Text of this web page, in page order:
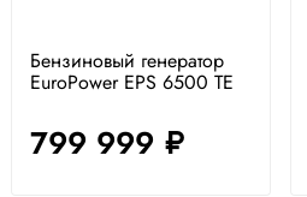
Бензиновый генератор
EuroPower EPS 6500 TE
799 999 руб.